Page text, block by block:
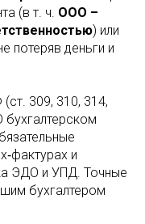
(в т. ч. ООО –
) или
потеряв деньги и
309, 310, 314,
бухгалтерском
и
ЭДО и УПД. Точные
бухгалтером